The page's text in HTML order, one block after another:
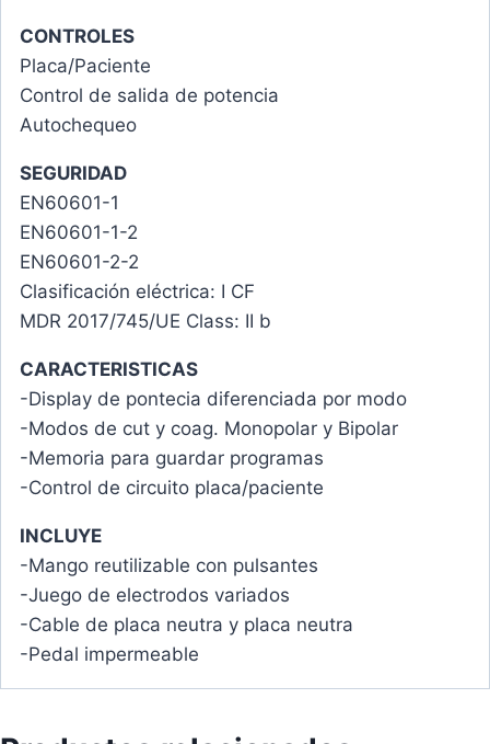
CONTROLES
Placa/Paciente
Control de salida de potencia
Autochequeo
SEGURIDAD
EN60601-1
EN60601-1-2
EN60601-2-2
Clasificación eléctrica: I CF
MDR 2017/745/UE Class: II b
CARACTERISTICAS
-Display de pontecia diferenciada por modo
-Modos de cut y coag. Monopolar y Bipolar
-Memoria para guardar programas
-Control de circuito placa/paciente
INCLUYE
-Mango reutilizable con pulsantes
-Juego de electrodos variados
-Cable de placa neutra y placa neutra
-Pedal impermeable